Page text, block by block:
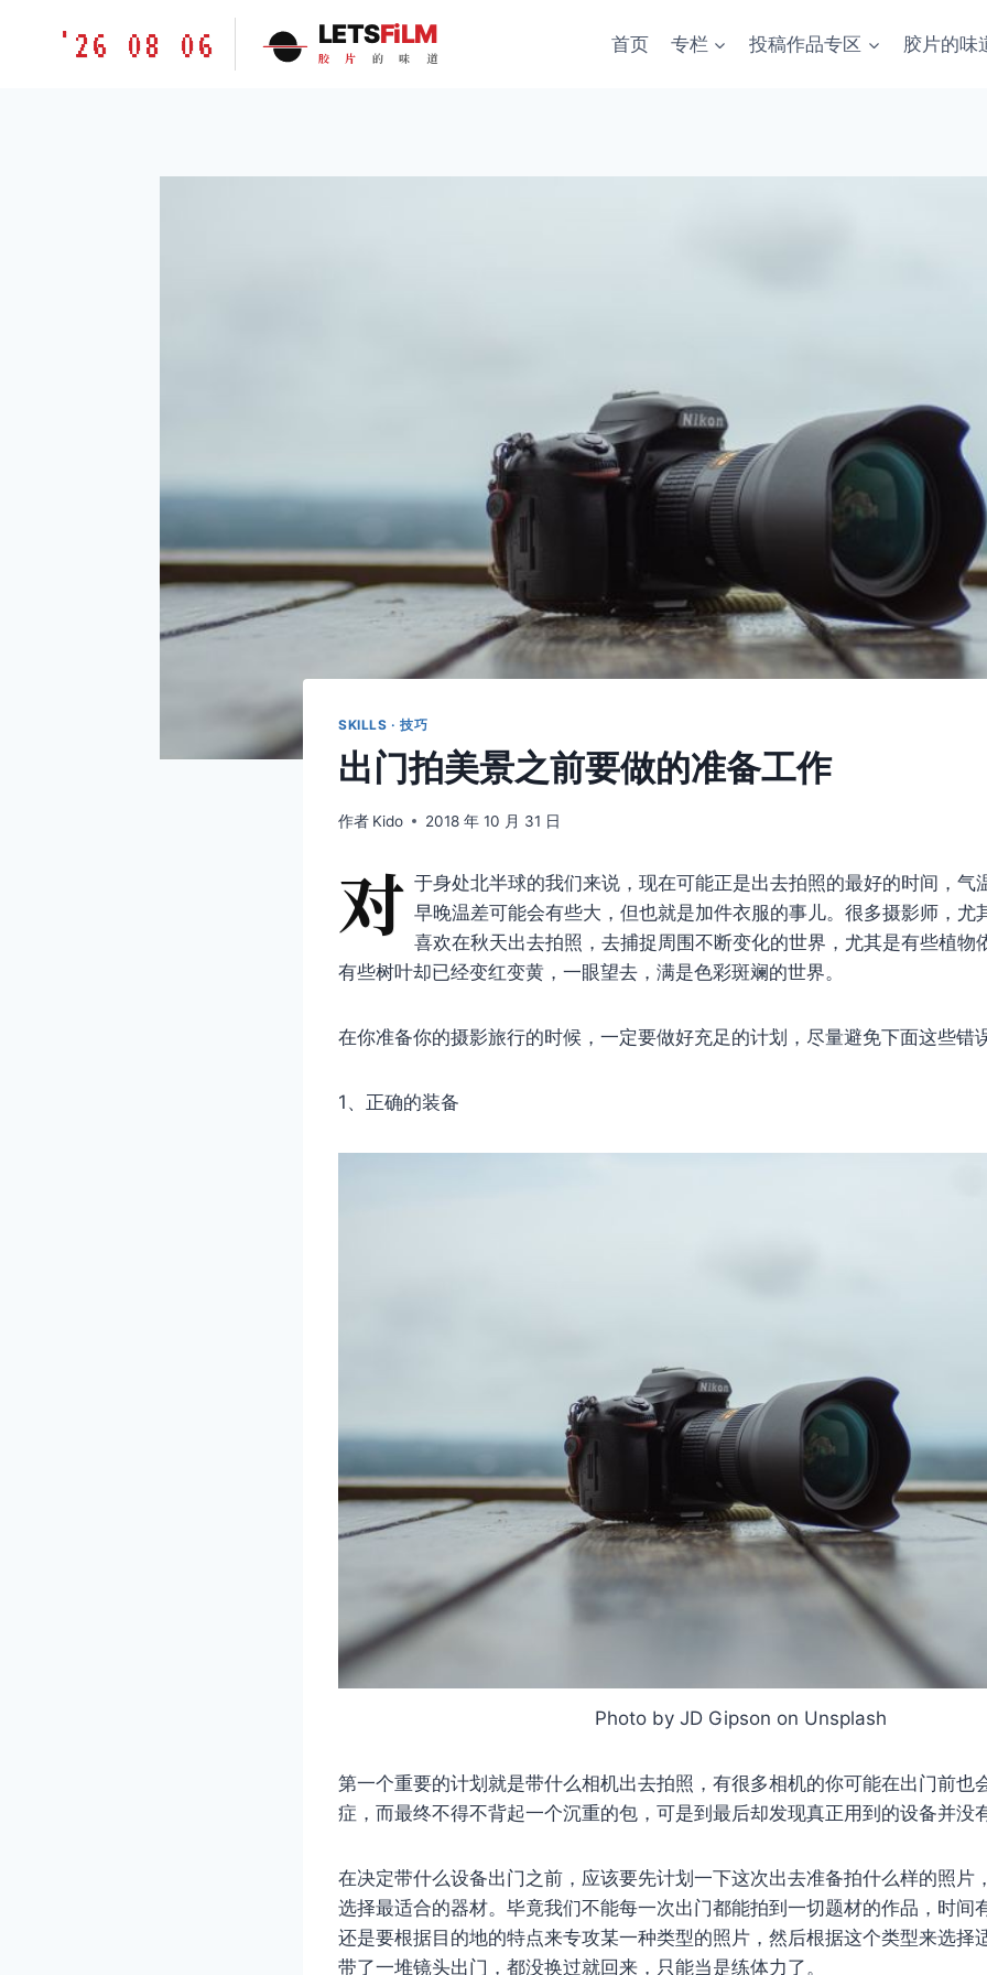
胶'26 08 06 LETSFiLM
胶 片 的 味 道
首页 专栏 投稿作品专区 胶片的味
SKILLS · 技巧
出门拍美景之前要做的准备工作
作者 Kido 2018 年 10 月 31 日
对 于身处北半球的我们来说，现在可能正是出去拍照的最好的时间，气
早晚温差可能会有些大，但也就是加件衣服的事儿。很多摄影师，尤
喜欢在秋天出去拍照，去捕捉周围不断变化的世界，尤其是有些植物
有些树叶却已经变红变黄，一眼望去，满是色彩斑斓的世界。
在你准备你的摄影旅行的时候，一定要做好充足的计划，尽量避免下面这些错
1、正确的装备
Photo by JD Gipson on Unsplash
第一个重要的计划就是带什么相机出去拍照，有很多相机的你可能在出门前也
症，而最终不得不背起一个沉重的包，可是到最后却发现真正用到的设备并没
在决定带什么设备出门之前，应该要先计划一下这次出去准备拍什么样的照片
选择最适合的器材。毕竟我们不能每一次出门都能拍到一切题材的作品，时间
还是要根据目的地的特点来专攻某一种类型的照片，然后根据这个类型来选择
带了一堆镜头出门，都没换过就回来，只能当是练体力了。